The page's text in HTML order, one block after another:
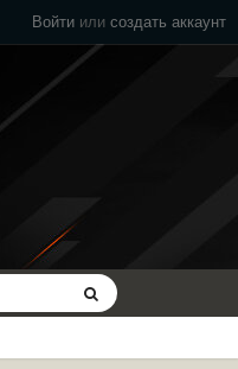
Войти или создать аккаунт